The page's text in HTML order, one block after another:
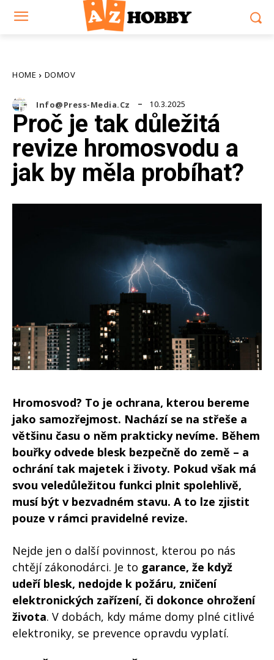
HOME DOMOV
Info@press-Media.cz 10.3.2025
Proč je tak důležitá
revize hromosvodu a
jak by měla probíhat?
Hromosvod? To je ochrana, kterou bereme
jako samozřejmost. Nachází se na střeše a
většinu času o něm prakticky nevíme. Během
bouřky odvede blesk bezpečně do země – a
ochrání tak majetek i životy. Pokud však má
svou veledůležitou funkci plnit spolehlivě,
musí být v bezvadném stavu. A to lze zjistit
pouze v rámci pravidelné revize.
Nejde jen o další povinnost, kterou po nás
chtějí zákonodárci. Je to garance, že když
udeří blesk, nedojde k požáru, zničení
elektronických zařízení, či dokonce ohrožení
života. V dobách, kdy máme domy plné citlivé
elektroniky, se prevence opravdu vyplatí.